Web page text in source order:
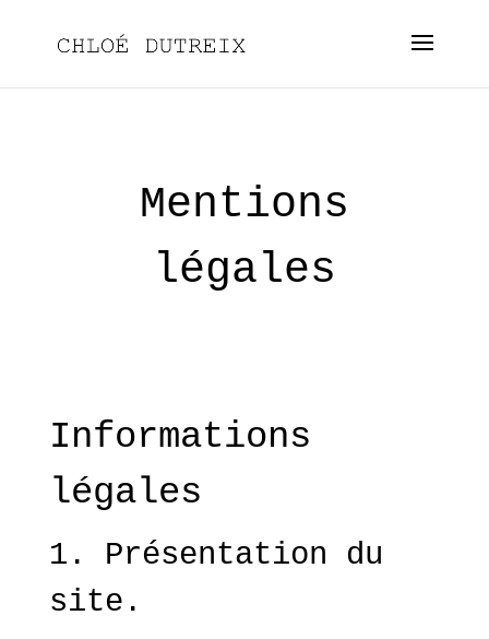
Mentions
légales
Informations
légales
1. Présentation du
site.